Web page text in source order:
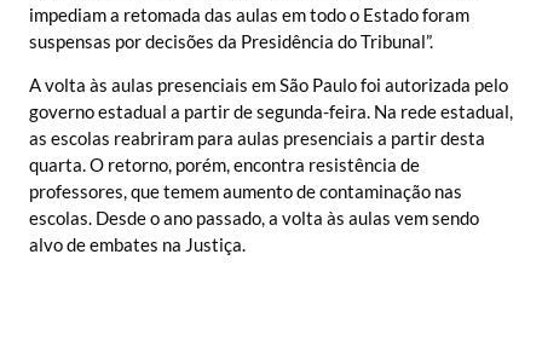
impediam a retomada das aulas em todo o Estado foram
suspensas por decisões da Presidência do Tribunal”.
A volta às aulas presenciais em São Paulo foi autorizada pelo
governo estadual a partir de segunda-feira. Na rede estadual,
as escolas reabriram para aulas presenciais a partir desta
quarta. O retorno, porém, encontra resistência de
professores, que temem aumento de contaminação nas
escolas. Desde o ano passado, a volta às aulas vem sendo
alvo de embates na Justiça.